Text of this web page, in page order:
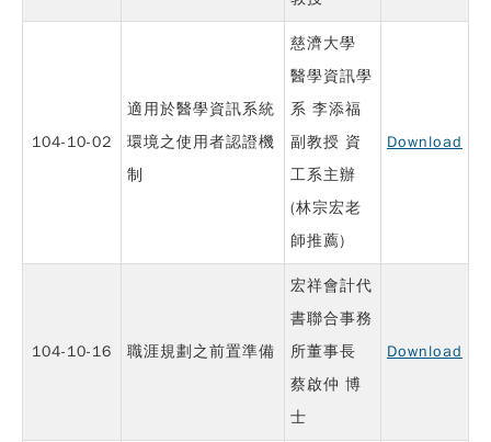
104-10-02
適用於醫學資訊系統
環境之使用者認證機
制
慈濟大學
醫學資訊學
系 李添福
副教授 資
工系主辦
(林宗宏老
師推薦)
Download
104-10-16 職涯規劃之前置準備
宏祥會計代
書聯合事務
所董事長
蔡啟仲 博
士
Download